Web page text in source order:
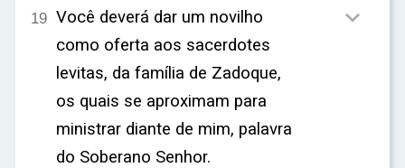
19 Você deverá dar um novilho
como oferta aos sacerdotes
levitas, da família de Zadoque,
os quais se aproximam para
ministrar diante de mim, palavra
do Soberano Senhor.
